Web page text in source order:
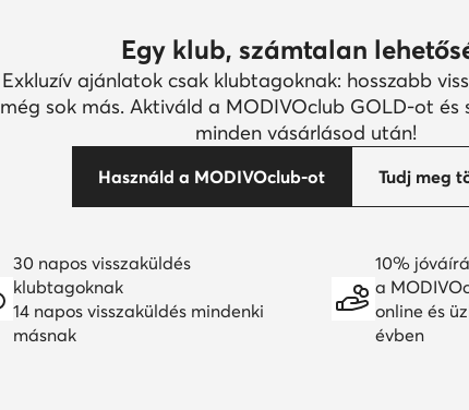
Egy klub, számtalan
Exkluzív ajánlatok csak klubtagoknak: hosszabb
még sok más. Aktiváld a MODIVOclub GOLD-ot és
minden vásárlásod után!
Használd a MODIVOclub-ot Tudj meg
30 napos visszaküldés
klubtagoknak
14 napos visszaküldés mindenki
másnak
10%
a
online és
évben